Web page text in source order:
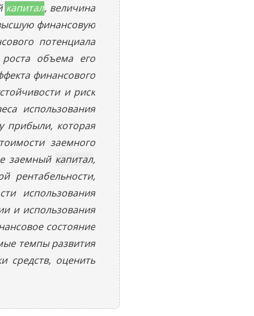
капитал, величина
финансовую
потенциала
объема его
финансового
и риск
использования
прибыли, которая
заемного
заемный капитал,
рентабельности,
использования
и использования
состояние
темпы развития
средств, оценить